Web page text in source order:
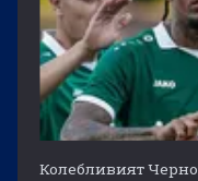
Колебливият